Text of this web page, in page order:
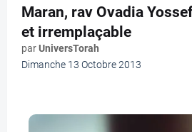
Maran, rav Ovadia
et irremplaçable
parUniversTorah
Dimanche 13 Octobre 2013